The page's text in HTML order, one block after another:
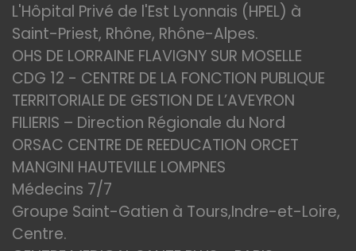
L'Hôpital Privé de l'Est Lyonnais (HPEL) à
Saint-Priest, Rhône, Rhône-Alpes.
OHS DE LORRAINE FLAVIGNY SUR MOSELLE
CDG 12 - CENTRE DE LA FONCTION PUBLIQUE
TERRITORIALE DE GESTION DE L’AVEYRON
FILIERIS – Direction Régionale du Nord
ORSAC CENTRE DE REEDUCATION ORCET
MANGINI HAUTEVILLE LOMPNES
Médecins 7/7
Groupe Saint-Gatien à Tours,Indre-et-Loire,
Centre.